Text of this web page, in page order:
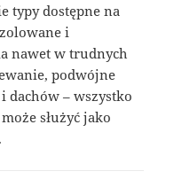
typy dostępne na
i
nawet w trudnych
podwójne
dachów – wszystko
służyć jako